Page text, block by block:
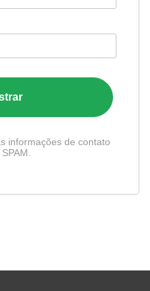
informações de contato